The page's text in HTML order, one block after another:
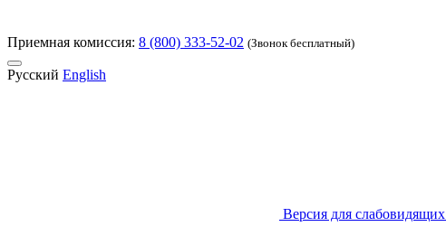
Приемная комиссия: 8 (800) 333-52-02 (Звонок бесплатный)
Русский English
Версия для слабовидящих